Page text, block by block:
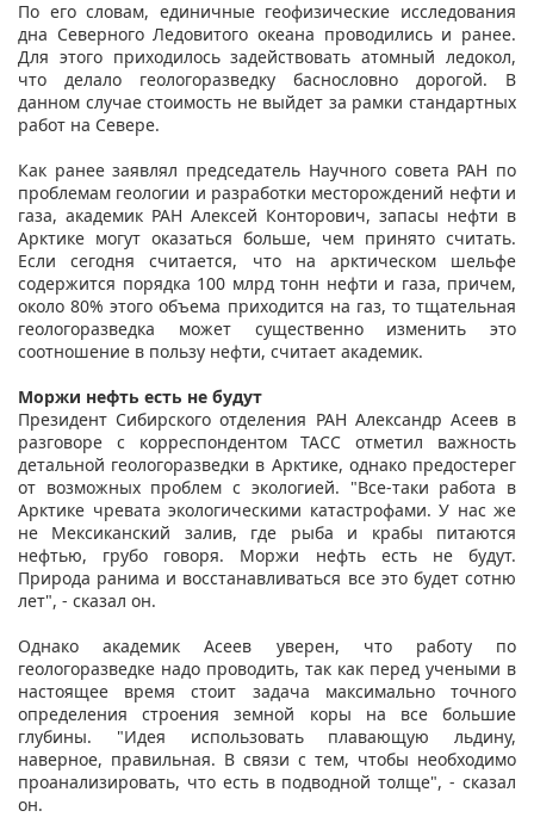
По его словам, единичные геофизические исследования
дна Северного Ледовитого океана проводились и ранее.
Для этого приходилось задействовать атомный ледокол,
что делало геологоразведку баснословно дорогой. В
данном случае стоимость не выйдет за рамки стандартных
работ на Севере.
Как ранее заявлял председатель Научного совета РАН по
проблемам геологии и разработки месторождений нефти и
газа, академик РАН Алексей Конторович, запасы нефти в
Арктике могут оказаться больше, чем принято считать.
Если сегодня считается, что на арктическом шельфе
содержится порядка 100 млрд тонн нефти и газа, причем,
около 80% этого объема приходится на газ, то тщательная
геологоразведка может существенно изменить это
соотношение в пользу нефти, считает академик.
Моржи нефть есть не будут
Президент Сибирского отделения РАН Александр Асеев в
разговоре с корреспондентом ТАСС отметил важность
детальной геологоразведки в Арктике, однако предостерег
от возможных проблем с экологией. "Все-таки работа в
Арктике чревата экологическими катастрофами. У нас же
не Мексиканский залив, где рыба и крабы питаются
нефтью, грубо говоря. Моржи нефть есть не будут.
Природа ранима и восстанавливаться все это будет сотню
лет", - сказал он.
Однако академик Асеев уверен, что работу по
геологоразведке надо проводить, так как перед учеными в
настоящее время стоит задача максимально точного
определения строения земной коры на все большие
глубины. "Идея использовать плавающую льдину,
наверное, правильная. В связи с тем, чтобы необходимо
проанализировать, что есть в подводной толще", - сказал
он.